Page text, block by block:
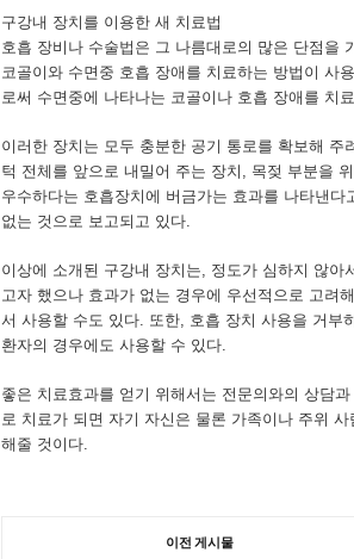
구강내 장치를 이용한 새 치료법
호흡 장비나 수술법은 그 나름대로의 많은 단점을
코골이와 수면중 호흡 장애를 치료하는 방법이 사
로써 수면중에 나타나는 코골이나 호흡 장애를 치
이러한 장치는 모두 충분한 공기 통로를 확보해
턱 전체를 앞으로 내밀어 주는 장치, 목젖 부분을
우수하다는 호흡장치에 버금가는 효과를 나타낸
없는 것으로 보고되고 있다.
이상에 소개된 구강내 장치는, 정도가 심하지 않
고자 했으나 효과가 없는 경우에 우선적으로 고려
서 사용할 수도 있다. 또한, 호흡 장치 사용을 거부
환자의 경우에도 사용할 수 있다.
좋은 치료효과를 얻기 위해서는 전문의와의 상담
로 치료가 되면 자기 자신은 물론 가족이나 주위
해줄 것이다.
이전 게시물